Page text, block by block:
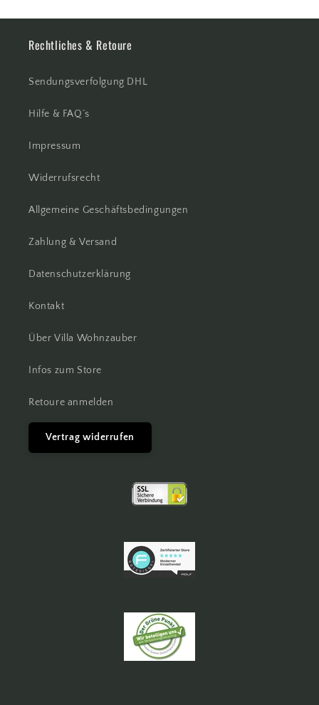
Rechtliches & Retoure
Sendungsverfolgung DHL
Hilfe & FAQ´s
Impressum
Widerrufsrecht
Allgemeine Geschäftsbedingungen
Zahlung & Versand
Datenschutzerklärung
Kontakt
Über Villa Wohnzauber
Infos zum Store
Retoure anmelden
Vertrag widerrufen